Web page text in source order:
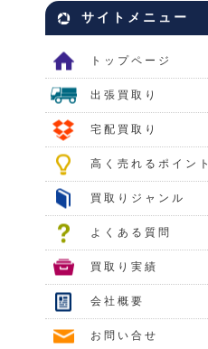
サイトメニュー
トップページ
出張買取り
宅配買取り
高く売れるポイント
買取りジャンル
よくある質問
買取り実績
会社概要
お問い合せ